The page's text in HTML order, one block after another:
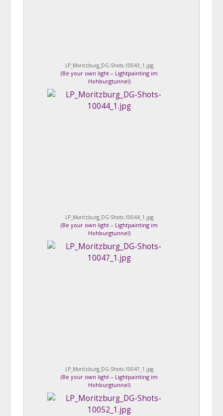
LP_Moritzburg_DG-Shots-10043_1.jpg
(Be your own light – Lightpainting im
Hohburgtunnel)
LP_Moritzburg_DG-Shots-10044_1.jpg
(Be your own light – Lightpainting im
Hohburgtunnel)
LP_Moritzburg_DG-Shots-10047_1.jpg
(Be your own light – Lightpainting im
Hohburgtunnel)